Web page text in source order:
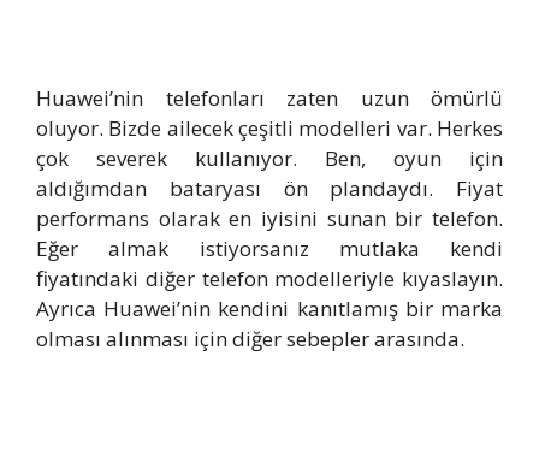
Huawei’nin telefonları zaten uzun ömürlü
oluyor. Bizde ailecek çeşitli modelleri var. Herkes
çok severek kullanıyor. Ben, oyun için
aldığımdan bataryası ön plandaydı. Fiyat
performans olarak en iyisini sunan bir telefon.
Eğer almak istiyorsanız mutlaka kendi
fiyatındaki diğer telefon modelleriyle kıyaslayın.
Ayrıca Huawei’nin kendini kanıtlamış bir marka
olması alınması için diğer sebepler arasında.